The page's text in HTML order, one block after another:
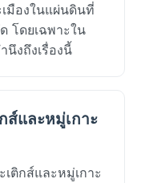
มืองในแผ่นดินที่
โดยเฉพาะใน
งถึงเรื่องนี้
ส์และหมู่เกาะ
ติกส์และหมู่เกาะ